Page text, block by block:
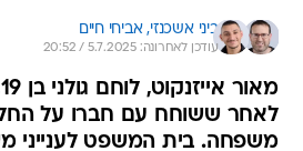
ביני אשכנזי, אביחי חיים
עודכן לאחרונה: 5.7.2025 / 20:52
לאחר ששוחח עם חברו על
משפחה. בית המשפט לענייני